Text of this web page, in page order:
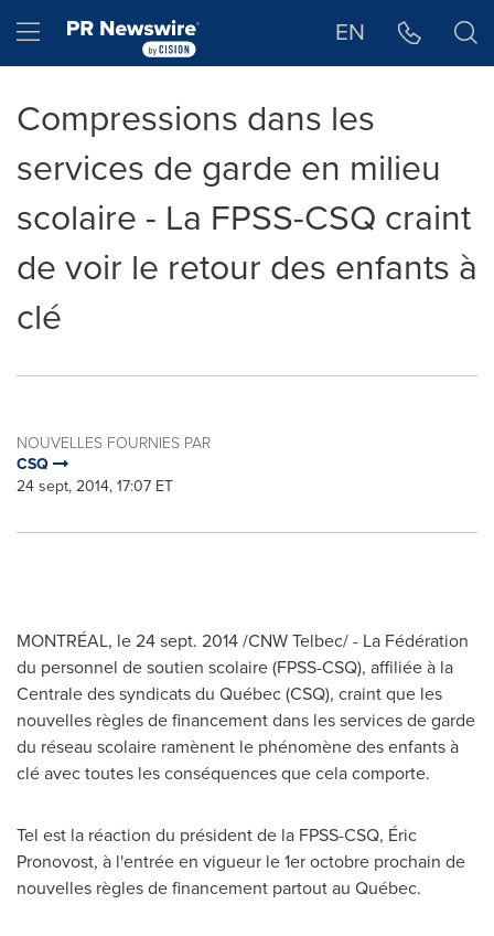
Hamburger menu EN
Compressions dans les
services de garde en milieu
scolaire - La FPSS-CSQ craint
de voir le retour des enfants à
clé
NOUVELLES FOURNIES PAR
CSQ
24 sept, 2014, 17:07 ET
MONTRÉAL, le 24 sept. 2014 /CNW Telbec/ - La Fédération
du personnel de soutien scolaire (FPSS-CSQ), affiliée à la
Centrale des syndicats du Québec (CSQ), craint que les
nouvelles règles de financement dans les services de garde
du réseau scolaire ramènent le phénomène des enfants à
clé avec toutes les conséquences que cela comporte.
Tel est la réaction du président de la FPSS-CSQ, Éric
Pronovost, à l'entrée en vigueur le 1er octobre prochain de
nouvelles règles de financement partout au Québec.